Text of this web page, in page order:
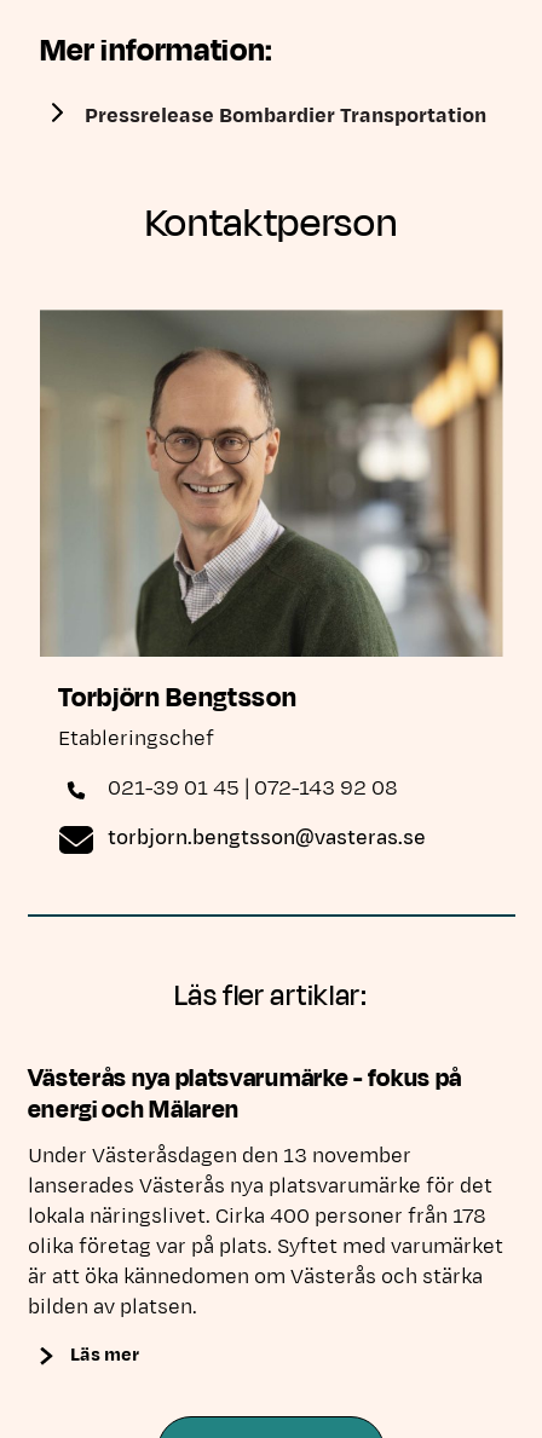
Mer information:
Pressrelease Bombardier Transportation
Kontaktperson
Torbjörn Bengtsson
Etableringschef
021-39 01 45 | 072-143 92 08
torbjorn.bengtsson@vasteras.se
Läs fler artiklar:
Västerås nya platsvarumärke - fokus på
energi och Mälaren
Under Västeråsdagen den 13 november
lanserades Västerås nya platsvarumärke för det
lokala näringslivet. Cirka 400 personer från 178
olika företag var på plats. Syftet med varumärket
är att öka kännedomen om Västerås och stärka
bilden av platsen.
Läs mer